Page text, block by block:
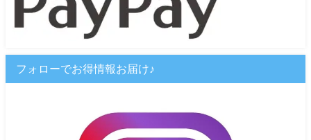
フォローでお得情報お届け♪